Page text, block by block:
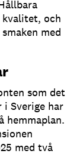
och
med
som det
Sverige har
hemmaplan.
med två